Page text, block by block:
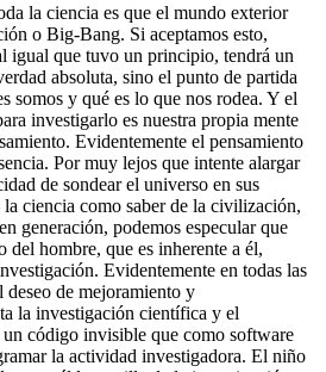
la ciencia es que el mundo exterior
o Big-Bang. Si aceptamos esto,
igual que tuvo un principio, tendrá un
absoluta, sino el punto de partida
somos y qué es lo que nos rodea. Y el
investigarlo es nuestra propia mente
Evidentemente el pensamiento
Por muy lejos que intente alargar
de sondear el universo en sus
ciencia como saber de la civilización,
generación, podemos especular que
del hombre, que es inherente a él,
Evidentemente en todas las
deseo de mejoramiento y
la investigación científica y el
código invisible que como software
la actividad investigadora. El niño